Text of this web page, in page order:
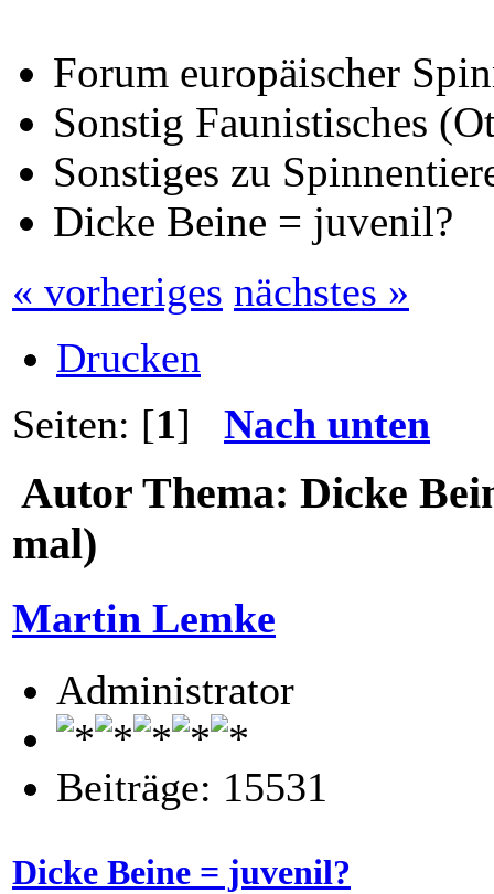
Forum europäischer
Sonstig Faunistisches
Sonstiges zu
Dicke Beine = juvenil?
« vorheriges nächstes »
Drucken
Seiten: [1] Nach unten
Autor Thema: Dicke
mal)
Martin Lemke
Administrator
Beiträge: 15531
Dicke Beine = juvenil?